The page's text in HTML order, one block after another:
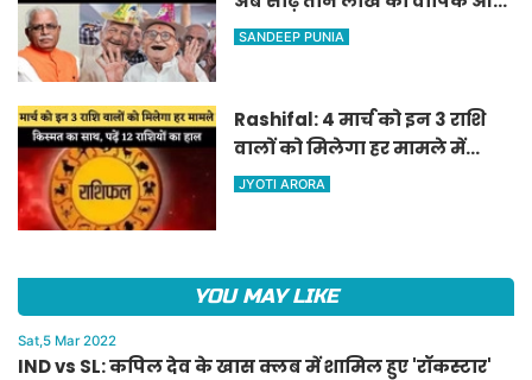
वाले बुजुर्गों को भी मिलेगी बुढ़ापा
SANDEEP PUNIA
Rashifal: 4 मार्च को इन 3 राशि
वालों को मिलेगा हर मामले में
किस्मत का साथ, पढ़ें 12 राशियों का
JYOTI ARORA
YOU MAY LIKE
Sat,5 Mar 2022
IND vs SL: कपिल देव के खास क्लब में शामिल हुए 'रॉकस्टार'